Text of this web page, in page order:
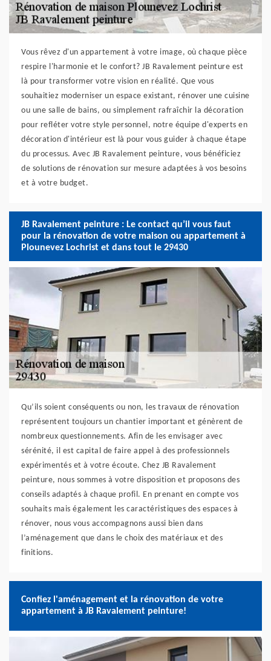
Vous rêvez d'un appartement à votre image, où chaque pièce
respire l'harmonie et le confort? JB Ravalement peinture est
là pour transformer votre vision en réalité. Que vous
souhaitiez moderniser un espace existant, rénover une cuisine
ou une salle de bains, ou simplement rafraîchir la décoration
pour refléter votre style personnel, notre équipe d'experts en
décoration d'intérieur est là pour vous guider à chaque étape
du processus. Avec JB Ravalement peinture, vous bénéficiez
de solutions de rénovation sur mesure adaptées à vos besoins
et à votre budget.
JB Ravalement peinture : Le contact qu’il vous faut
pour la rénovation de votre maison ou appartement à
Plounevez Lochrist et dans tout le 29430
Qu’ils soient conséquents ou non, les travaux de rénovation
représentent toujours un chantier important et génèrent de
nombreux questionnements. Afin de les envisager avec
sérénité, il est capital de faire appel à des professionnels
expérimentés et à votre écoute. Chez JB Ravalement
peinture, nous sommes à votre disposition et proposons des
conseils adaptés à chaque profil. En prenant en compte vos
souhaits mais également les caractéristiques des espaces à
rénover, nous vous accompagnons aussi bien dans
l’aménagement que dans le choix des matériaux et des
finitions.
Confiez l'aménagement et la rénovation de votre
appartement à JB Ravalement peinture!